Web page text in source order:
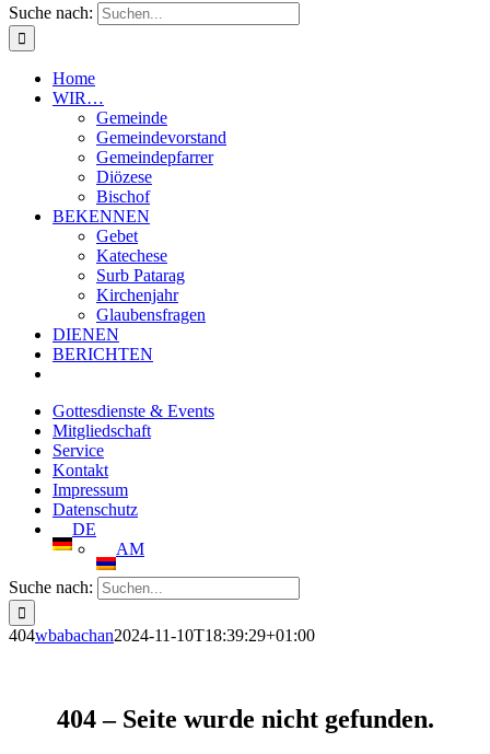
Suche nach:
Home
WIR…
Gemeinde
Gemeindevorstand
Gemeindepfarrer
Diözese
Bischof
BEKENNEN
Gebet
Katechese
Surb Patarag
Kirchenjahr
Glaubensfragen
DIENEN
BERICHTEN
Gottesdienste & Events
Mitgliedschaft
Service
Kontakt
Impressum
Datenschutz
DE
AM
Suche nach:
404wbabachan2024-11-10T18:39:29+01:00
404 – Seite wurde nicht gefunden.